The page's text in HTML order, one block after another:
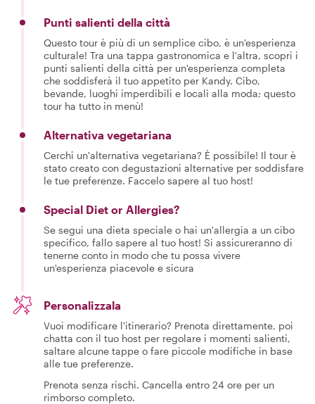
Punti salienti della città
Questo tour è più di un semplice cibo, è un'esperienza
culturale! Tra una tappa gastronomica e l'altra, scopri i
punti salienti della città per un'esperienza completa
che soddisferà il tuo appetito per Kandy. Cibo,
bevande, luoghi imperdibili e locali alla moda; questo
tour ha tutto in menù!
Alternativa vegetariana
Cerchi un'alternativa vegetariana? È possibile! Il tour è
stato creato con degustazioni alternative per soddisfare
le tue preferenze. Faccelo sapere al tuo host!
Special Diet or Allergies?
Se segui una dieta speciale o hai un'allergia a un cibo
specifico, fallo sapere al tuo host! Si assicureranno di
tenerne conto in modo che tu possa vivere
un'esperienza piacevole e sicura
Personalizzala
Vuoi modificare l'itinerario? Prenota direttamente, poi
chatta con il tuo host per regolare i momenti salienti,
saltare alcune tappe o fare piccole modifiche in base
alle tue preferenze.
Prenota senza rischi. Cancella entro 24 ore per un
rimborso completo.